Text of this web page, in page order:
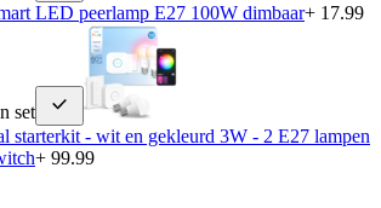
LED peerlamp E27 100W dimbaar+ 17.99
set
starterkit - wit en gekleurd 3W - 2 E27 lampen
+ 99.99